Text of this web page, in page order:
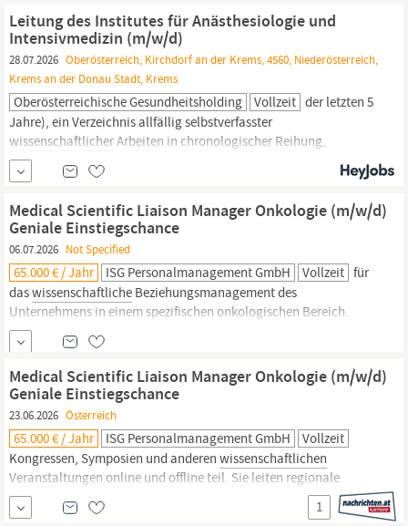
Region mit zwei innovativen Produkten, die seit Kurzem...
Leitung des Institutes für Anästhesiologie und
Intensivmedizin (m/w/d)
28.07.2026 Oberösterreich, Kirchdorf an der Krems, 4560, Niederösterreich,
Krems an der Donau Stadt, Krems
Oberösterreichische Gesundheitsholding Vollzeit der letzten 5
Jahre), ein Verzeichnis allfällig selbstverfasster
wissenschaftlicherArbeiten in chronologischer Reihung,
sämtliche Ausbildungs- und Verwendungszeugnisse ab der
Promotion. Eine Strafregisterbescheinigung (bei BewerberInnen
Bewerbungsgespräch beigebracht werden.
Medical Scientific Liaison Manager Onkologie (m/w/d)
Geniale Einstiegschance
06.07.2026 Not Specified
65.000 € / Jahr ISG Personalmanagement GmbH Vollzeit für
daswissenschaftliche Beziehungsmanagement des
Unternehmens in einem spezifischen onkologischen Bereich.
Durch Ihr umfassendes Know-how und Ihr vorhandenes Netzwerk
stellen Sie sicher, dass die für das Unternehmen relevanten
Ärzt:innen und Expert:innen zu
wissenschaftlichen Themen
bestens informiert sind.
Medical Scientific Liaison Manager Onkologie (m/w/d)
Geniale Einstiegschance
23.06.2026 Österreich
65.000 € / Jahr ISG Personalmanagement GmbH
Vollzeit
Kongressen, Symposien und anderen wissenschaftlichen
Veranstaltungen online und offline teil. Sie leiten regionale
wissenschaftliche
Projekte, u.a. Advisory Boards, Round Tables.
Sie unterstützen bei internen und externen Studienprojekten
1